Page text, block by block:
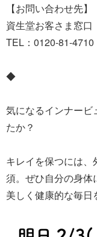
【お問い合わせ先】
資生堂お客さま窓口
TEL：0120-81-4710
◆
気になるインナービ
たか？
キレイを保つには
須。ぜひ自分の身体
美しく健康的な毎日